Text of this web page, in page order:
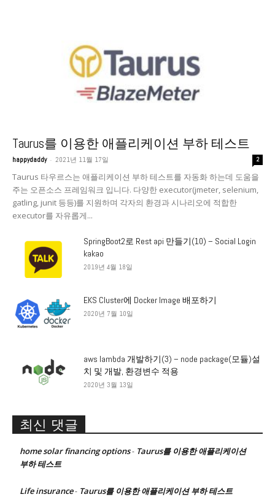
Taurus를 이용한 애플리케이션 부하 테스트
happydaddy - 2021년 11월 17일 2
Taurus 타우르스는 애플리케이션 부하 테스트를 자동화 하는데 도움을
주는 오픈소스 프레임워크 입니다. 다양한 executor(jmeter, selenium,
gatling, junit 등등)를 지원하며 각자의 환경과 시나리오에 적합한
executor를 자유롭게...
SpringBoot2로 Rest api 만들기(10) – Social Login
kakao
2019년 4월 18일
EKS Cluster에 Docker Image 배포하기
2020년 7월 10일
aws lambda 개발하기(3) – node package(모듈)설
치 및 개발, 환경변수 적용
2020년 3월 13일
최신 댓글
home solar financing options- Taurus를 이용한 애플리케이션
부하 테스트
Life insurance- Taurus를 이용한 애플리케이션 부하 테스트